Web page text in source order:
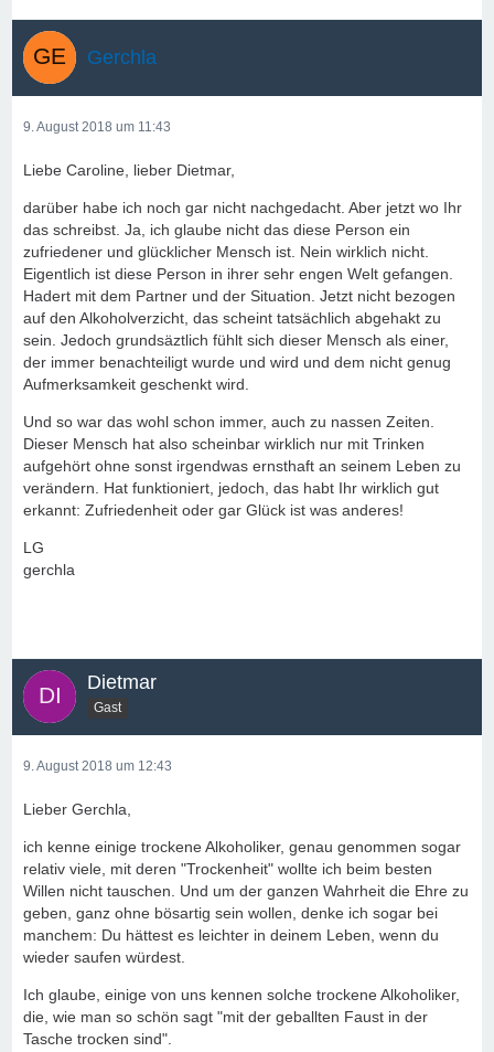
Gerchla
9. August 2018 um 11:43
Liebe Caroline, lieber Dietmar,
darüber habe ich noch gar nicht nachgedacht. Aber jetzt wo Ihr
das schreibst. Ja, ich glaube nicht das diese Person ein
zufriedener und glücklicher Mensch ist. Nein wirklich nicht.
Eigentlich ist diese Person in ihrer sehr engen Welt gefangen.
Hadert mit dem Partner und der Situation. Jetzt nicht bezogen
auf den Alkoholverzicht, das scheint tatsächlich abgehakt zu
sein. Jedoch grundsäztlich fühlt sich dieser Mensch als einer,
der immer benachteiligt wurde und wird und dem nicht genug
Aufmerksamkeit geschenkt wird.
Und so war das wohl schon immer, auch zu nassen Zeiten.
Dieser Mensch hat also scheinbar wirklich nur mit Trinken
aufgehört ohne sonst irgendwas ernsthaft an seinem Leben zu
verändern. Hat funktioniert, jedoch, das habt Ihr wirklich gut
erkannt: Zufriedenheit oder gar Glück ist was anderes!
LG
gerchla
Dietmar
Gast
9. August 2018 um 12:43
Lieber Gerchla,
ich kenne einige trockene Alkoholiker, genau genommen sogar
relativ viele, mit deren "Trockenheit" wollte ich beim besten
Willen nicht tauschen. Und um der ganzen Wahrheit die Ehre zu
geben, ganz ohne bösartig sein wollen, denke ich sogar bei
manchem: Du hättest es leichter in deinem Leben, wenn du
wieder saufen würdest.
Ich glaube, einige von uns kennen solche trockene Alkoholiker,
die, wie man so schön sagt "mit der geballten Faust in der
Tasche trocken sind".